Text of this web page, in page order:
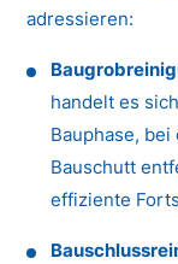
adressieren:
handelt es
Bauphase,
Bauschutt
effiziente